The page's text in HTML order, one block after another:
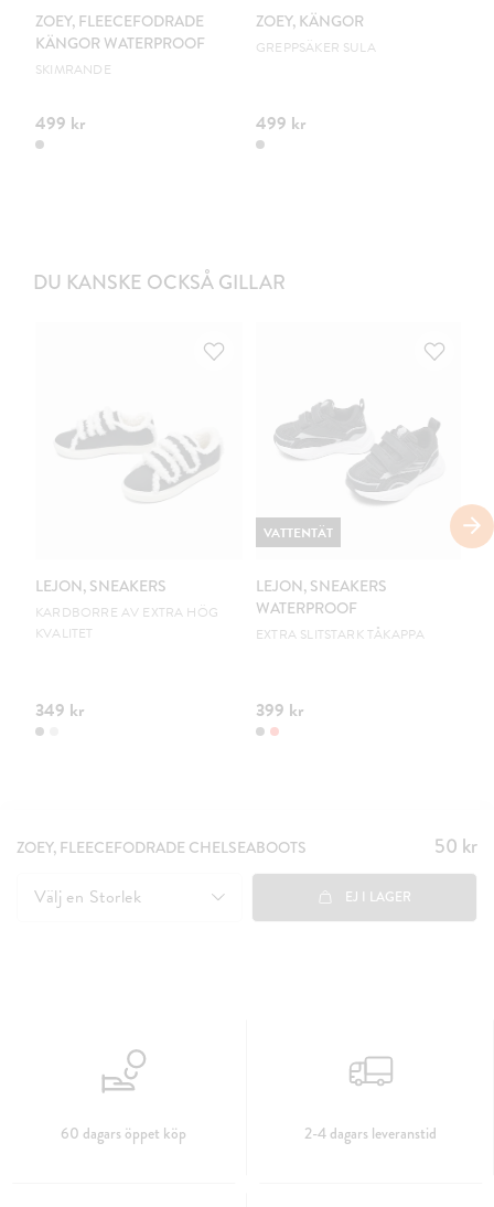
ZOEY, FLEECEFODRADE
KÄNGOR WATERPROOF
SKIMRANDE
499 kr
ZOEY, KÄNGOR
GREPPSÄKER SULA
499 kr
DU KANSKE OCKSÅ GILLAR
LEJON, SNEAKERS
KARDBORRE AV EXTRA HÖG
KVALITET
349 kr
LEJON, SNEAKERS
WATERPROOF
EXTRA SLITSTARK TÅKAPPA
399 kr
VATTENTÄT
ZOEY, FLEECEFODRADE CHELSEABOOTS Pris:
50 kr
50 kr
Välj en Storlek EJ I LAGER
60 dagars öppet köp 2-4 dagars leveranstid